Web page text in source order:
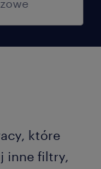
które
inne filtry,